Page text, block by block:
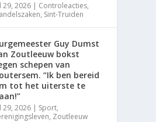
29, 2026 | Controleacties,
, Sint-Truiden
Guy Dumst
Zoutleeuw bokst
schepen van
“Ik ben bereid
tot het uiterste te
29, 2026 | Sport,
, Zoutleeuw